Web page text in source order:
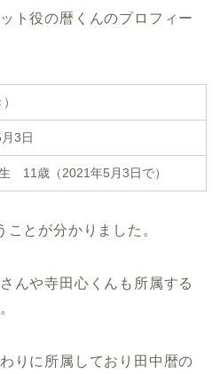
ト役の暦くんのプロフィー
3日
11歳（2021年5月3日で）
とが分かりました。
んや寺田心くんも所属する
りに所属しており田中暦の